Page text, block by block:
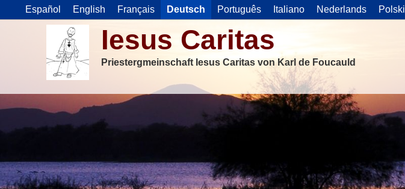
Español English Français Deutsch Português Italiano Nederlands Polski
Iesus Caritas
Priestergmeinschaft Iesus Caritas von Karl de Foucauld